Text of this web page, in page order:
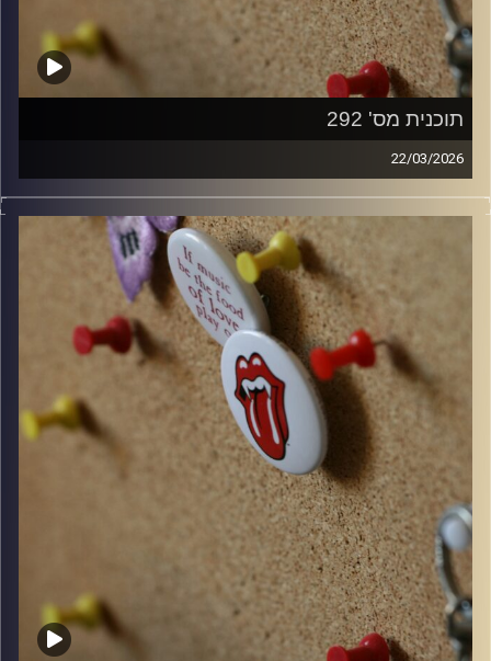
תוכנית מס' 292
22/03/2026
קלאסיקות רוק עם אורן הוף.
włodi